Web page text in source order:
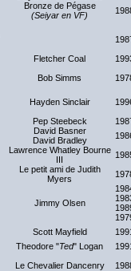
Bronze de Pégase
(Seiyar en VF)
Fletcher Coal
Bob Simms
Hayden Sinclair
Pep Steebeck
David Basner
David Bradley
Lawrence Whatley Bourne
III
Le petit ami de Judith
Myers
Jimmy Olsen
Scott Mayfield
Theodore "Ted" Logan
Le Chevalier Dancenry